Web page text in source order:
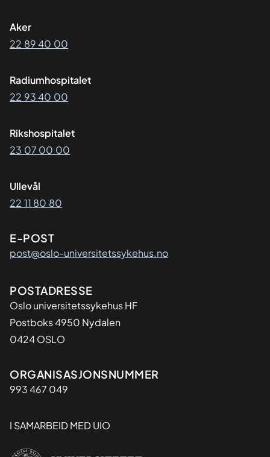
Aker
22 89 40 00
Radiumhospitalet
22 93 40 00
Rikshospitalet
23 07 00 00
Ullevål
22 11 80 80
E-POST
post@oslo-universitetssykehus.no
Adresse
POSTADRESSE
Oslo universitetssykehus HF
Postboks 4950 Nydalen
0424 OSLO
Organisasjon
ORGANISASJONSNUMMER
993 467 049
I SAMARBEID MED UIO